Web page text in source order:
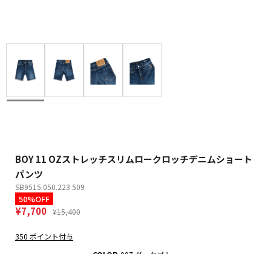
BOY 11 OZストレッチスリムロークロッチデニムショート
パンツ
SB9515.050.223 509
50%OFF
¥7,700 ¥15,400
350 ポイント付与